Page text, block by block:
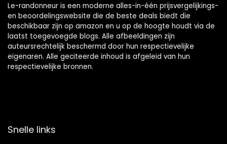
Le-randonneur is een moderne alles-in-één prijsvergelijkings-
en beoordelingswebsite die de beste deals biedt die
beschikbaar zijn op amazon en u op de hoogte houdt via de
laatst toegevoegde blogs. Alle afbeeldingen zijn
auteursrechtelijk beschermd door hun respectievelijke
eigenaren. Alle geciteerde inhoud is afgeleid van hun
respectievelijke bronnen.
Snelle links